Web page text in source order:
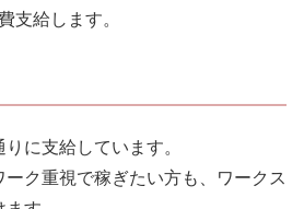
支給します。
に支給しています。
ク重視で稼ぎたい方も、ワークス